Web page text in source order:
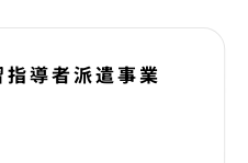
導者派遣事業